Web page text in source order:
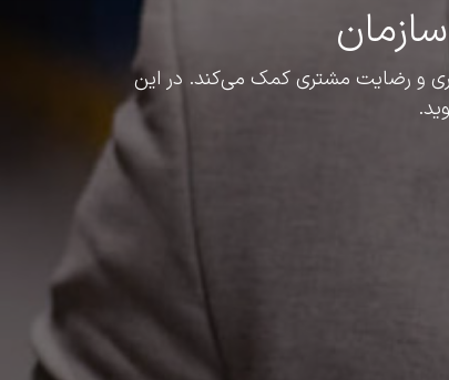
و رضایت مشتری کمک می‌کند. در این